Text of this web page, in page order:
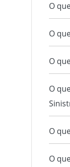
O
O
O
O
O
O